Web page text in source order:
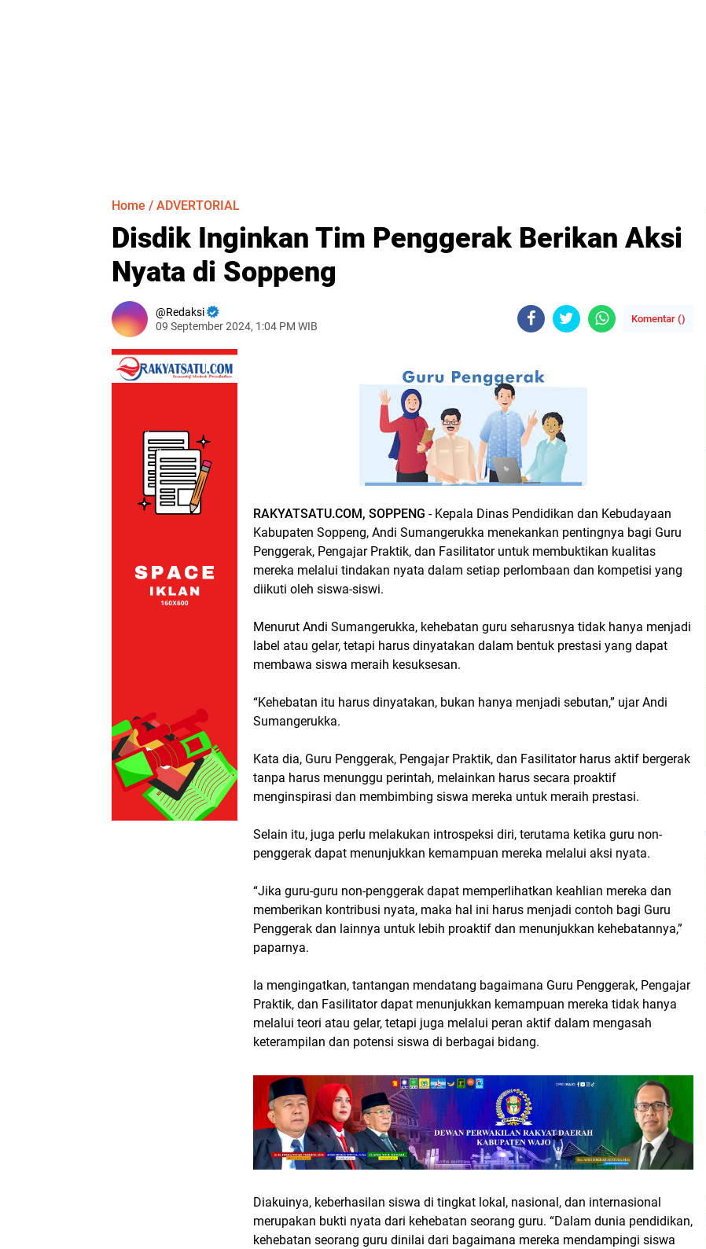
Home / ADVERTORIAL
Disdik Inginkan Tim Penggerak Berikan Aksi
Nyata di Soppeng
Redaksi
09 September 2024, 1:04 PM WIB
Komentar ()
RAKYATSATU.COM, SOPPENG - Kepala Dinas Pendidikan dan Kebudayaan
Kabupaten Soppeng, Andi Sumangerukka menekankan pentingnya bagi Guru
Penggerak, Pengajar Praktik, dan Fasilitator untuk membuktikan kualitas
mereka melalui tindakan nyata dalam setiap perlombaan dan kompetisi yang
diikuti oleh siswa-siswi.
Menurut Andi Sumangerukka, kehebatan guru seharusnya tidak hanya menjadi
label atau gelar, tetapi harus dinyatakan dalam bentuk prestasi yang dapat
membawa siswa meraih kesuksesan.
“Kehebatan itu harus dinyatakan, bukan hanya menjadi sebutan,” ujar Andi
Sumangerukka.
Kata dia, Guru Penggerak, Pengajar Praktik, dan Fasilitator harus aktif bergerak
tanpa harus menunggu perintah, melainkan harus secara proaktif
menginspirasi dan membimbing siswa mereka untuk meraih prestasi.
Selain itu, juga perlu melakukan introspeksi diri, terutama ketika guru non-
penggerak dapat menunjukkan kemampuan mereka melalui aksi nyata.
“Jika guru-guru non-penggerak dapat memperlihatkan keahlian mereka dan
memberikan kontribusi nyata, maka hal ini harus menjadi contoh bagi Guru
Penggerak dan lainnya untuk lebih proaktif dan menunjukkan kehebatannya,”
paparnya.
Ia mengingatkan, tantangan mendatang bagaimana Guru Penggerak, Pengajar
Praktik, dan Fasilitator dapat menunjukkan kemampuan mereka tidak hanya
melalui teori atau gelar, tetapi juga melalui peran aktif dalam mengasah
keterampilan dan potensi siswa di berbagai bidang.
Diakuinya, keberhasilan siswa di tingkat lokal, nasional, dan internasional
merupakan bukti nyata dari kehebatan seorang guru. “Dalam dunia pendidikan,
kehebatan seorang guru dinilai dari bagaimana mereka mendampingi siswa